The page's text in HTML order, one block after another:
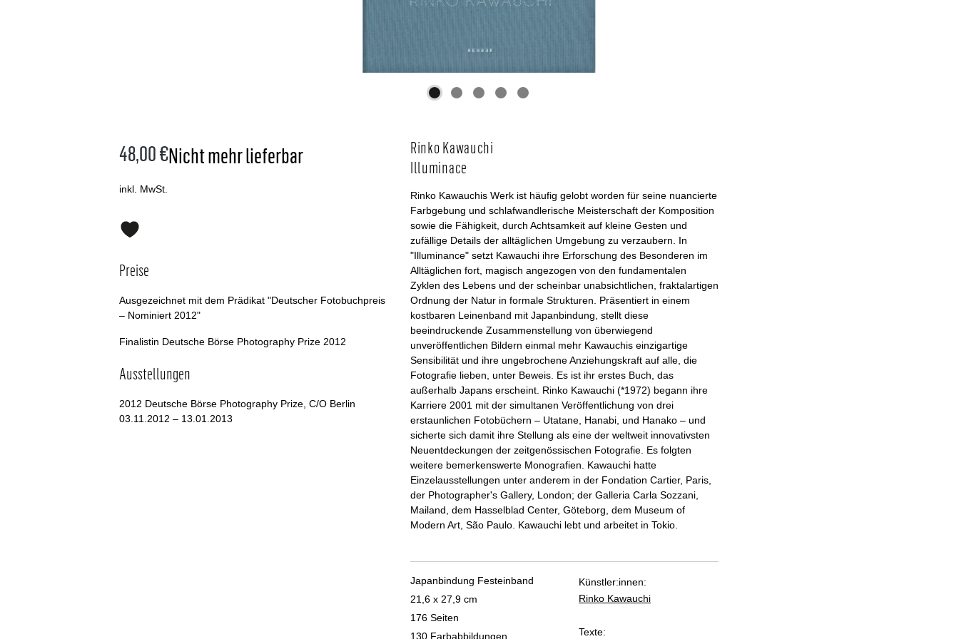
inkl. MwSt.
48,00 €Nicht mehr lieferbar
Preise
Ausgezeichnet mit dem Prädikat "Deutscher Fotobuchpreis
– Nominiert 2012"
Finalistin Deutsche Börse Photography Prize 2012
Ausstellungen
2012 Deutsche Börse Photography Prize, C/O Berlin
03.11.2012 – 13.01.2013
Rinko Kawauchi
Illuminace
Rinko Kawauchis Werk ist häufig gelobt worden für seine nuancierte
Farbgebung und schlafwandlerische Meisterschaft der Komposition
sowie die Fähigkeit, durch Achtsamkeit auf kleine Gesten und
zufällige Details der alltäglichen Umgebung zu verzaubern. In
"Illuminance" setzt Kawauchi ihre Erforschung des Besonderen im
Alltäglichen fort, magisch angezogen von den fundamentalen
Zyklen des Lebens und der scheinbar unabsichtlichen, fraktalartigen
Ordnung der Natur in formale Strukturen. Präsentiert in einem
kostbaren Leinenband mit Japanbindung, stellt diese
beeindruckende Zusammenstellung von überwiegend
unveröffentlichen Bildern einmal mehr Kawauchis einzigartige
Sensibilität und ihre ungebrochene Anziehungskraft auf alle, die
Fotografie lieben, unter Beweis. Es ist ihr erstes Buch, das
außerhalb Japans erscheint. Rinko Kawauchi (*1972) begann ihre
Karriere 2001 mit der simultanen Veröffentlichung von drei
erstaunlichen Fotobüchern – Utatane, Hanabi, und Hanako – und
sicherte sich damit ihre Stellung als eine der weltweit innovativsten
Neuentdeckungen der zeitgenössischen Fotografie. Es folgten
weitere bemerkenswerte Monografien. Kawauchi hatte
Einzelausstellungen unter anderem in der Fondation Cartier, Paris,
der Photographer's Gallery, London; der Galleria Carla Sozzani,
Mailand, dem Hasselblad Center, Göteborg, dem Museum of
Modern Art, São Paulo. Kawauchi lebt und arbeitet in Tokio.
Japanbindung Festeinband
21,6 x 27,9 cm
176 Seiten
130 Farbabbildungen
Künstler:innen:
Rinko Kawauchi
Texte: